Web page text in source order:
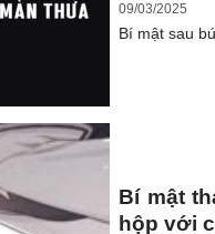
09/03/2025
Bí mật sau
Bí mật
hộp với